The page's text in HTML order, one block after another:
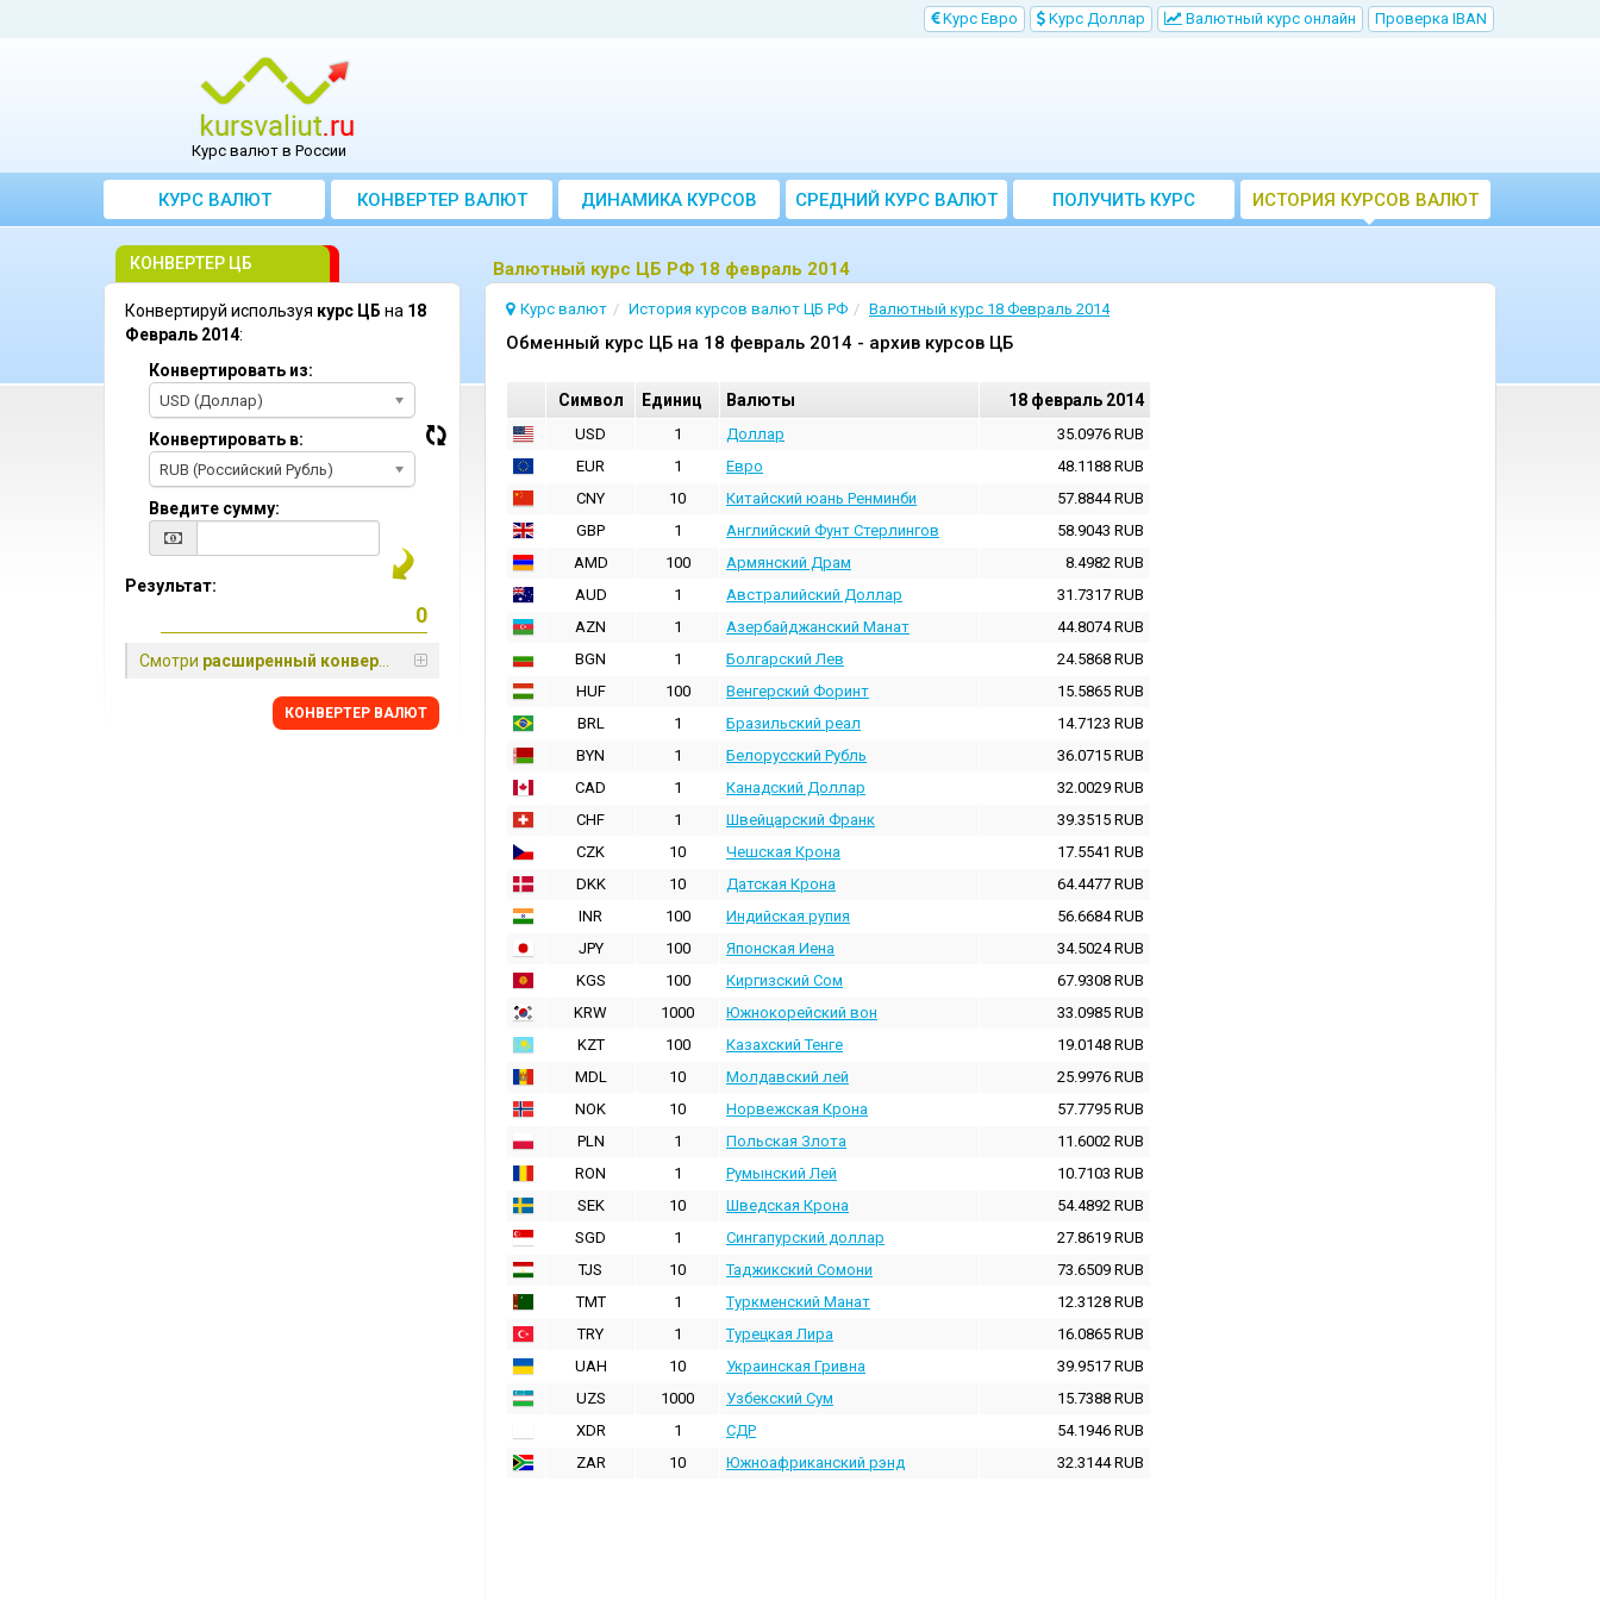
Kурс Евро Kурс Доллар Bалютный курс онлайн Проверка IBAN
Курс валют в России
КУРС ВАЛЮТ КОНВЕРТЕР ВАЛЮТ ДИНАМИКА КУРСОВ
CРЕДНИЙ КУРС ВАЛЮТ
ЗА МЕСЯЦ
ПОЛУЧИТЬ КУРС
ВАЛЮТ ЦБ
ИСТОРИЯ КУРСОВ ВАЛЮТ
ЦБ РФ
Bалютный курс ЦБ РФ 18 февраль 2014
Курс валют История курсов валют ЦБ РФ Валютный курс 18 Февраль 2014
Oбменный курс ЦБ на 18 февраль 2014 - архив курсов ЦБ
Cимвол Единиц Валюты 18 февраль 2014
USD 1 Доллар 35.0976 RUB
EUR
1 Евро 48.1188 RUB
CNY
10 Китайский юань Ренминби 57.8844RUB
GBP
1 Английский Фунт Стерлингов 58.9043 RUB
AMD
100 Армянский Драм 8.4982 RUB
AUD
1 Австралийский Доллар 31.7317 RUB
AZN
1 Азербайджанский Манат 44.8074RUB
BGN
1 Болгарский Лев 24.5868 RUB
HUF
100 Венгерский Форинт 15.5865 RUB
BRL
1 Бразильский реал 14.7123 RUB
BYN
1 Белорусский Рубль 36.0715 RUB
CAD
1 Канадский Доллар 32.0029 RUB
CHF
1 Швейцарский Франк 39.3515 RUB
CZK
10 Чешская Крона 17.5541 RUB
DKK
10 Датская Крона 64.4477 RUB
INR
100 Индийская pупия 56.6684RUB
JPY
100 Японская Иена 34.5024RUB
KGS
100 Киргизский Сом 67.9308 RUB
KRW
1000 Южнокорейский вон 33.0985 RUB
KZT
100 Казахский Тенге 19.0148 RUB
MDL
10 Молдавский лей 25.9976 RUB
NOK
10 Норвежская Крона 57.7795 RUB
PLN
1 Польская Злота 11.6002 RUB
RON
1 Румынский Лей 10.7103 RUB
SEK
10 Шведская Крона 54.4892 RUB
SGD
1 Сингапурский доллар 27.8619 RUB
TJS
10 Таджикский Сомони 73.6509 RUB
TMT
1 Туркменский Манат 12.3128 RUB
TRY
1 Турецкая Лира 16.0865 RUB
UAH
10 Украинская Гривна 39.9517 RUB
UZS
1000 Узбекский Сум 15.7388 RUB
XDR
1 СДР 54.1946 RUB
ZAR
10 Южноафриканский рэнд 32.3144RUB
КОНВЕРТЕР ЦБ
Конвертируй используя курс ЦБ на 18
Февраль 2014:
Конвертировать из:
USD (Доллар)
Конвертировать в:
RUB (Российский Рубль)
Введите сумму:
Результат:
Смотри расширенный конвертер
КОНВЕРТЕР ВАЛЮТ